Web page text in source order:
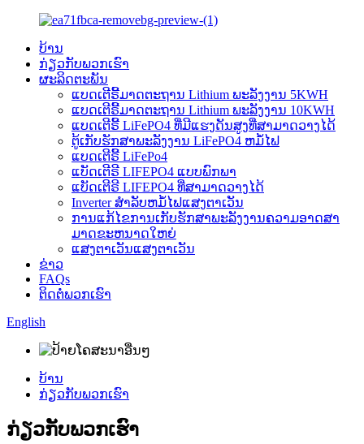
ບ້ານ
ກ່ຽວ​ກັບ​ພວກ​ເຮົາ
ຜະລິດຕະພັນ
ແບດເຕີຣີ້ມາດຕະຖານ Lithium ພະລັງງານ 5KWH
ແບດເຕີຣີ້ມາດຕະຖານ Lithium ພະລັງງານ 10KWH
ແບດເຕີຣີ້ LiFePO4 ທີ່ມີແຮງດັນສູງທີ່ສາມາດວາງໄດ້
ຕູ້ເກັບຮັກສາພະລັງງານ LiFePO4 ຫມໍ້ໄຟ
ແບດເຕີຣີ້ LiFePo4
ແບັດເຕີຣີ LIFEPO4 ແບບພົກພາ
ແບັດເຕີຣີ LIFEPO4 ທີ່ສາມາດວາງໄດ້
Inverter ສໍາລັບຫມໍ້ໄຟແສງຕາເວັນ
ການແກ້ໄຂການເກັບຮັກສາພະລັງງານຄວາມອາດສາ
ມາດຂະຫນາດໃຫຍ່
ແສງຕາເວັນແສງຕາເວັນ
ຂ່າວ
FAQs
ຕິດ​ຕໍ່​ພວກ​ເຮົາ
English
ບ້ານ
ກ່ຽວ​ກັບ​ພວກ​ເຮົາ
ກ່ຽວ​ກັບ​ພວກ​ເຮົາ